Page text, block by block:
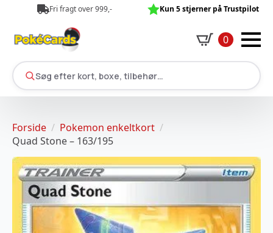
Fri fragt over 999,- Kun 5 stjerner på Trustpilot
0
Søg efter kort, boxe, tilbehør…
Forside
Pokemon enkeltkort
Quad Stone – 163/195